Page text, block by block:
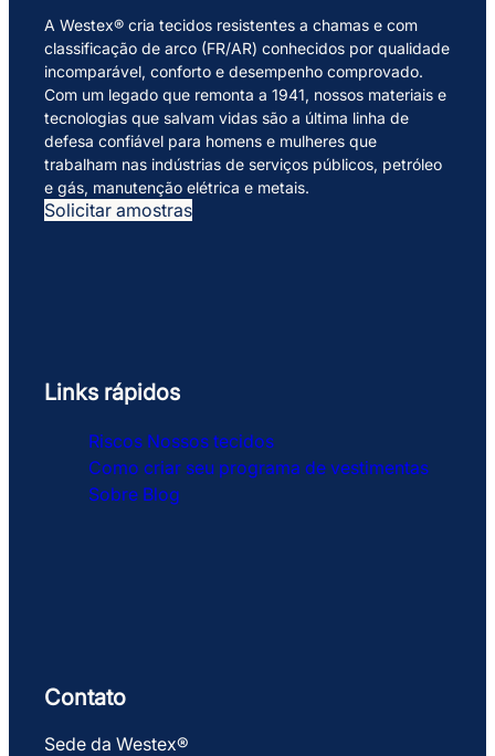
A Westex® cria tecidos resistentes a chamas e com
classificação de arco (FR/AR) conhecidos por qualidade
incomparável, conforto e desempenho comprovado.
Com um legado que remonta a 1941, nossos materiais e
tecnologias que salvam vidas são a última linha de
defesa confiável para homens e mulheres que
trabalham nas indústrias de serviços públicos, petróleo
e gás, manutenção elétrica e metais.
Solicitar amostras
Links rápidos
Riscos Nossos tecidos
Como criar seu programa de vestimentas
Sobre Blog
Contato
Sede da Westex®